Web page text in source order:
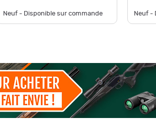
Neuf - Disponible sur commande Neuf -